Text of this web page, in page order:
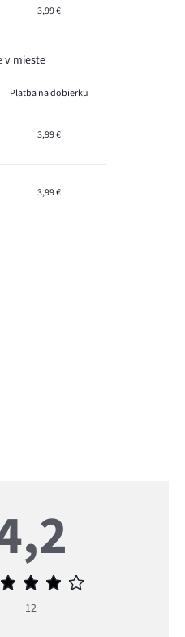
3,99 €
v mieste
Platba na dobierku
3,99 €
3,99 €
Priemerné
4,2
12